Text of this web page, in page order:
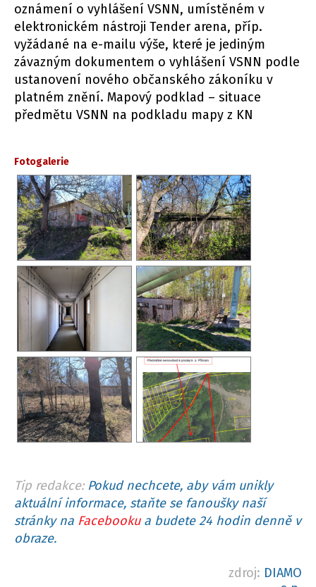
oznámení o vyhlášení VSNN, umístěném v
elektronickém nástroji Tender arena, příp.
vyžádané na e-mailu výše, které je jediným
závazným dokumentem o vyhlášení VSNN podle
ustanovení nového občanského zákoníku v
platném znění. Mapový podklad – situace
předmětu VSNN na podkladu mapy z KN
Fotogalerie
Tip redakce: Pokud nechcete, aby vám unikly
aktuální informace, staňte se fanoušky naší
stránky na Facebookua budete 24 hodin denně v
obraze.
zdroj: DIAMO